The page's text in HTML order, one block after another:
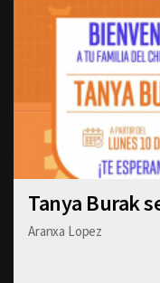
Tanya Burak
Aranxa Lopez